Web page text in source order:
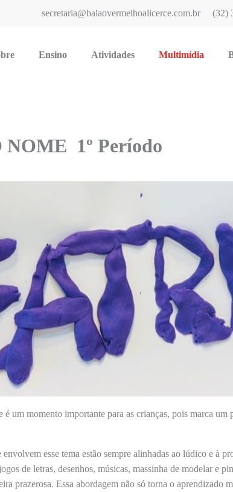
secretaria@balaovermelhoalicerce.com.br (32)
Ensino Atividades Multimídia
NOME 1º Período
é um momento importante para as crianças, pois marca um
esse tema estão sempre alinhadas ao lúdico e à
de letras, desenhos, músicas, massinha de modelar e
prazerosa. Essa abordagem não só torna o aprendizado